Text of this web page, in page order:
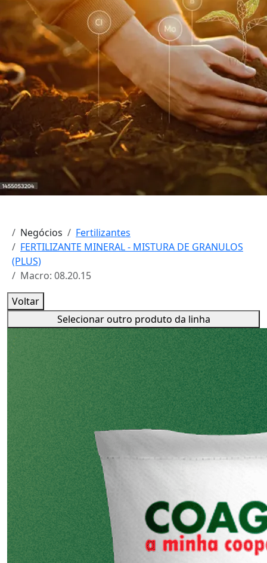
Negócios
Fertilizantes
FERTILIZANTE MINERAL - MISTURA DE GRANULOS
(PLUS)
Macro: 08.20.15
Voltar
Selecionar outro produto da linha